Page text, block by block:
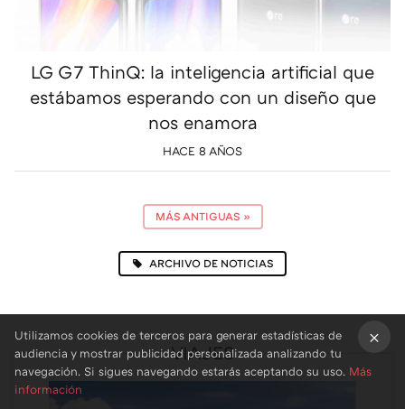
LG G7 ThinQ: la inteligencia artificial que
estábamos esperando con un diseño que
nos enamora
HACE 8 AÑOS
MÁS ANTIGUAS »
ARCHIVO DE NOTICIAS
VIAJES
Utilizamos cookies de terceros para generar estadísticas de
audiencia y mostrar publicidad personalizada analizando tu
navegación. Si sigues navegando estarás aceptando su uso. Más
información